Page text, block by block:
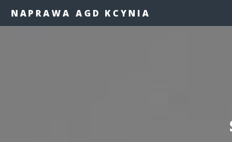
NAPRAWA AGD KCYNIA